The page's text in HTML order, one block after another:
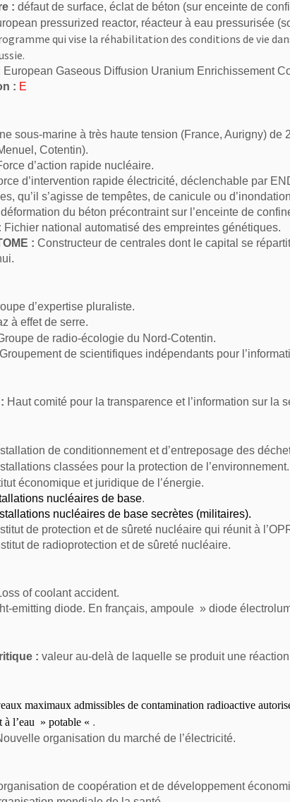
: défaut de surface, éclat de béton (sur enceinte de
pressurized reactor, réacteur à eau pressurisée
qui vise la réhabilitation des conditions de vie
European Gaseous Diffusion Uranium Enrichissement
: E
sous-marine à très haute tension (France, Aurigny)
Cotentin).
d’action rapide nucléaire.
d’intervention rapide électricité, déclenchable par
qu’il s’agisse de tempêtes, de canicule ou
déformation du béton précontraint sur l’enceinte de
Fichier national automatisé des empreintes génétiques.
: Constructeur de centrales dont le capital se
d’expertise pluraliste.
à effet de serre.
de radio-écologie du Nord-Cotentin.
Groupement de scientifiques indépendants pour
Haut comité pour la transparence et l’information sur la
de conditionnement et d’entreposage des
classées pour la protection de l’environnement.
économique et juridique de l’énergie.
nucléaires de base.
nucléaires de base secrètes (militaires).
de protection et de sûreté nucléaire qui réunit à
de radioprotection et de sûreté nucléaire.
of coolant accident.
emitting diode. En français, ampoule » diode
: valeur au-delà de laquelle se produit une
maximaux admissibles de contamination radioactive
à l’eau » potable « .
organisation du marché de l’électricité.
de coopération et de développement